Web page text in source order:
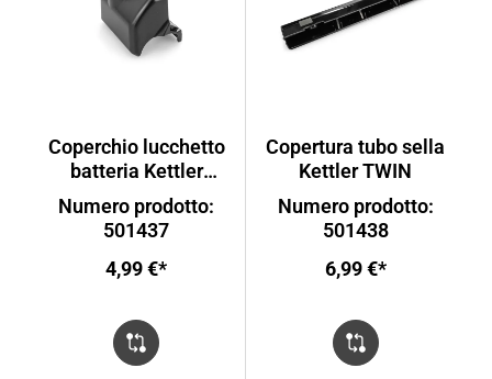
Coperchio lucchetto
batteria Kettler
Numero prodotto:
501437
4,99 €*
Copertura tubo sella
Kettler TWIN
Numero prodotto:
501438
6,99 €*